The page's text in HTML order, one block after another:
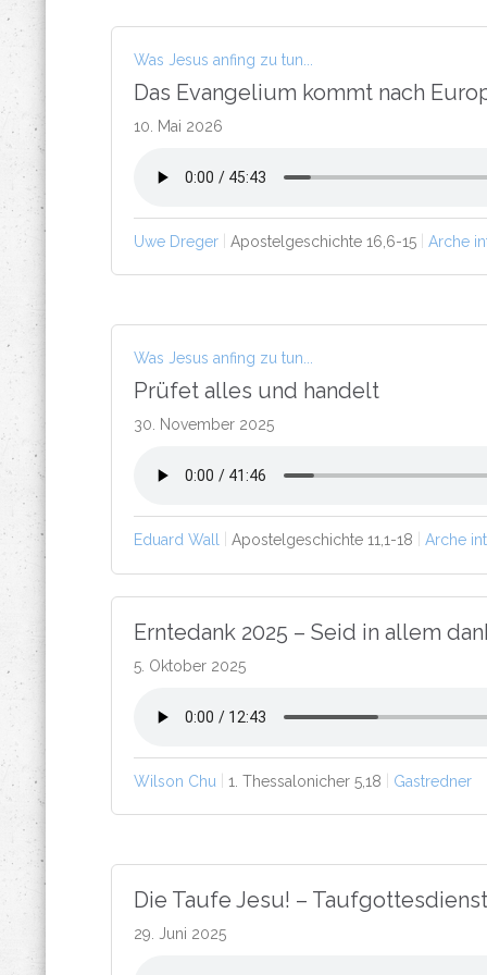
Was Jesus anfing zu tun...
Das Evangelium kommt nach
10. Mai 2026
Uwe Dreger Apostelgeschichte 16,6-15 Arche
Was Jesus anfing zu tun...
Prüfet alles und handelt
30. November 2025
Eduard Wall Apostelgeschichte 11,1-18 Arche
Erntedank 2025 – Seid in allem
5. Oktober 2025
Wilson Chu 1. Thessalonicher 5,18 Gastredner
Die Taufe Jesu! – Taufgottesdienst
29. Juni 2025